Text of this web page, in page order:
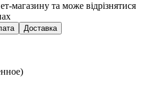
магазину та може відрізнятися
Доставка